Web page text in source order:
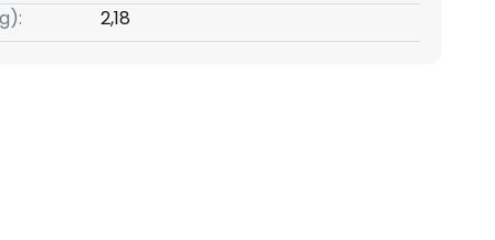
2,18